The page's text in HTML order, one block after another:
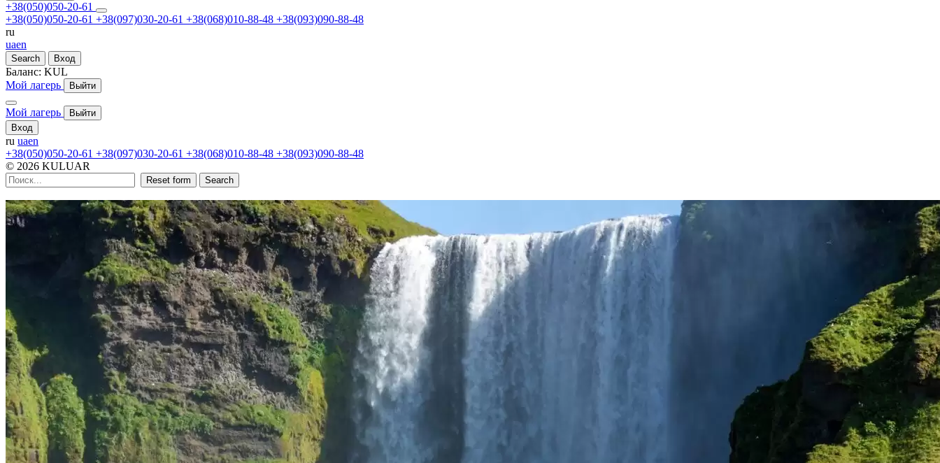
+38(050)050-20-61
+38(050)050-20-61 +38(097)030-20-61 +38(068)010-88-48 +38(093)090-88-48
ru
uaen
Search Вход
Баланс: KUL
Мой лагерь
Выйти
Мой лагерь
Выйти
Вход
ru uaen
+38(050)050-20-61 +38(097)030-20-61 +38(068)010-88-48 +38(093)090-88-48
© 2026 KULUAR
Reset form Search